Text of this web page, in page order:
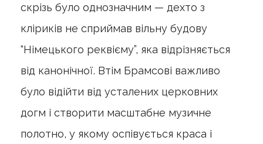
скрізь було однозначним — дехто з
кліриків не сприймав вільну будову
“Німецького реквієму”, яка відрізняється
від канонічної. Втім Брамсові важливо
було відійти від усталених церковних
догм і створити масштабне музичне
полотно, у якому оспівується краса і